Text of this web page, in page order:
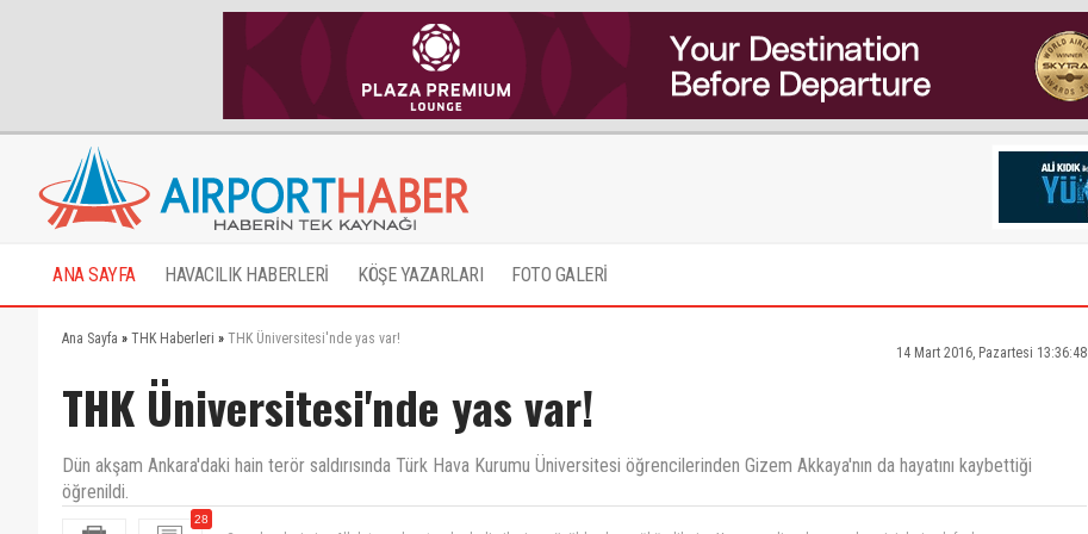
ANA SAYFA HAVACILIK HABERLERİ KÖŞE YAZARLARI FOTO GALERİ
Ana Sayfa » THK Haberleri » THK Üniversitesi'nde yas var!
14 Mart 2016, Pazartesi 13:36:48
THK Üniversitesi'nde yas var!
Dün akşam Ankara'daki hain terör saldırısında Türk Hava Kurumu Üniversitesi öğrencilerinden Gizem Akkaya'nın da hayatını kaybettiği
öğrenildi.
28